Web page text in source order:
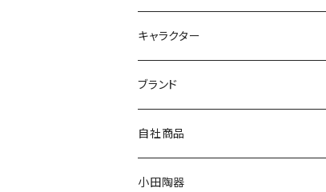
九谷焼
マグ＆カップ
プレート
ボウル
キャラクター
ムーミン
80th記念アイテム
リトルミイの日記念アイテム
MOOMIN ANIMATION
スヌーピー
ブランド
LA AMYS(エミーズ)
LISA LARSON(リサラーソン)
自社商品
ねこ企画
小田陶器